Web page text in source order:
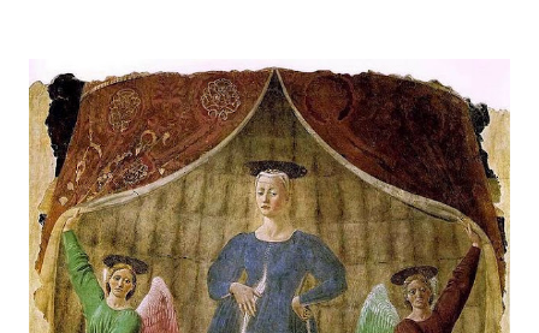
territorio maremmano: Consorzio Tutela Vini della
Maremma Toscana, del Montecucco e del Morellino di
Scansano. Scopo dell’iniziativa è stato quello di promuovere
le eccellenze vitivinicole della regione in Austria, un
mercato dove il potenziale di crescita è ancora molto alto,
assistendo i produttori nella creazione di contatti
commerciali con gli operatori locali. Gli organizzatori
dell’evento, Christian Bauer, austriaco ed esperto di vini e